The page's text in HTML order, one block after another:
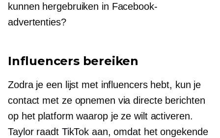
kunnen hergebruiken in Facebook-
advertenties?
Influencers bereiken
Zodra je een lijst met influencers hebt, kun je
contact met ze opnemen via directe berichten
op het platform waarop je ze wilt activeren.
Taylor raadt TikTok aan, omdat het ongekende